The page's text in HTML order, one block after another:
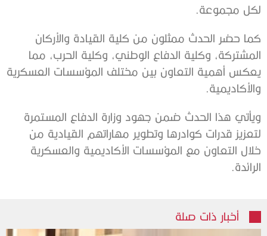
لكل مجموعة.
كما حضر الحدث ممثلون من كلية القيادة والأركان
المشتركة، وكلية الدفاع الوطني، وكلية الحرب، مما
يعكس أهمية التعاون بين مختلف المؤسسات العسكرية
والأكاديمية.
ويأتي هذا الحدث ضمن جهود وزارة الدفاع المستمرة
لتعزيز قدرات كوادرها وتطوير مهاراتهم القيادية من
خلال التعاون مع المؤسسات الأكاديمية والعسكرية
الرائدة.
أخبار ذات صلة